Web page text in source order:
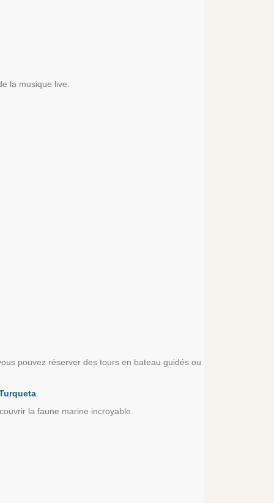
la musique live.
pouvez réserver des tours en bateau guidés ou
la faune marine incroyable.